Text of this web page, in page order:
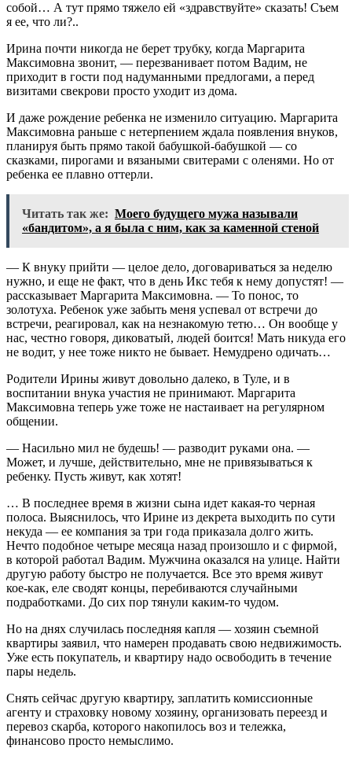
собой… А тут прямо тяжело ей «здравствуйте» сказать! Съем
я ее, что ли?..
Ирина почти никогда не берет трубку, когда Маргарита
Максимовна звонит, — перезванивает потом Вадим, не
приходит в гости под надуманными предлогами, а перед
визитами свекрови просто уходит из дома.
И даже рождение ребенка не изменило ситуацию. Маргарита
Максимовна раньше с нетерпением ждала появления внуков,
планируя быть прямо такой бабушкой-бабушкой — со
сказками, пирогами и вязаными свитерами с оленями. Но от
ребенка ее плавно оттерли.
Читать так же: Моего будущего мужа называли
«бандитом», а я была с ним, как за каменной стеной
— К внуку прийти — целое дело, договариваться за неделю
нужно, и еще не факт, что в день Икс тебя к нему допустят! —
рассказывает Маргарита Максимовна. — То понос, то
золотуха. Ребенок уже забыть меня успевал от встречи до
встречи, реагировал, как на незнакомую тетю… Он вообще у
нас, честно говоря, диковатый, людей боится! Мать никуда его
не водит, у нее тоже никто не бывает. Немудрено одичать…
Родители Ирины живут довольно далеко, в Туле, и в
воспитании внука участия не принимают. Маргарита
Максимовна теперь уже тоже не настаивает на регулярном
общении.
— Насильно мил не будешь! — разводит руками она. —
Может, и лучше, действительно, мне не привязываться к
ребенку. Пусть живут, как хотят!
… В последнее время в жизни сына идет какая-то черная
полоса. Выяснилось, что Ирине из декрета выходить по сути
некуда — ее компания за три года приказала долго жить.
Нечто подобное четыре месяца назад произошло и с фирмой,
в которой работал Вадим. Мужчина оказался на улице. Найти
другую работу быстро не получается. Все это время живут
кое-как, еле сводят концы, перебиваются случайными
подработками. До сих пор тянули каким-то чудом.
Но на днях случилась последняя капля — хозяин съемной
квартиры заявил, что намерен продавать свою недвижимость.
Уже есть покупатель, и квартиру надо освободить в течение
пары недель.
Снять сейчас другую квартиру, заплатить комиссионные
агенту и страховку новому хозяину, организовать переезд и
перевоз скарба, которого накопилось воз и тележка,
финансово просто немыслимо.